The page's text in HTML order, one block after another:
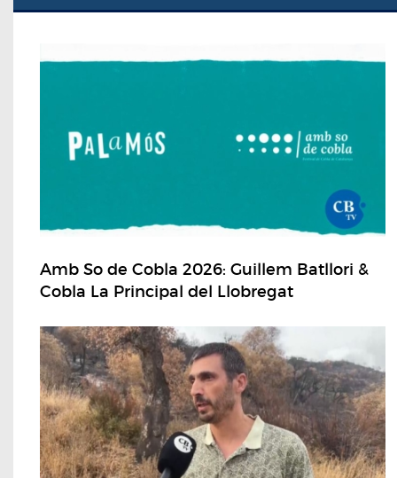
Amb So de Cobla 2026: Guillem Batllori &
Cobla La Principal del Llobregat